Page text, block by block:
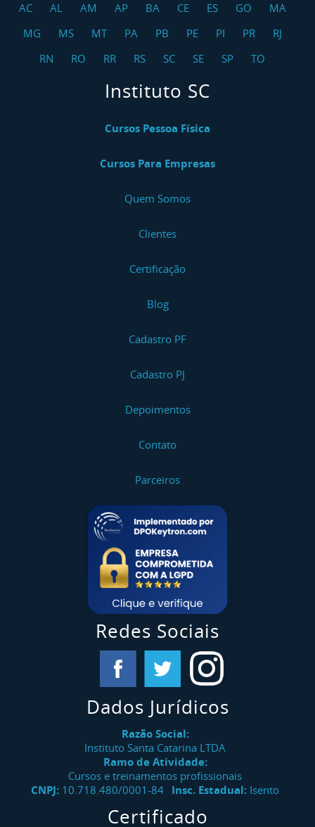
AC AL AM AP BA CE ES GO
MA
MG
MS MT PA PB PE PI PR
RJ
RN
RO RR RS SC SE SP TO
Instituto SC
Cursos Pessoa Física
Cursos Para Empresas
Quem Somos
Clientes
Certificação
Blog
Cadastro PF
Cadastro PJ
Depoimentos
Contato
Parceiros
Redes Sociais
Dados Jurídicos
Razão Social:
Instituto Santa Catarina LTDA
Ramo de Atividade:
Cursos e treinamentos profissionais
CNPJ: 10.718.480/0001-84 Insc. Estadual: Isento
Certificado